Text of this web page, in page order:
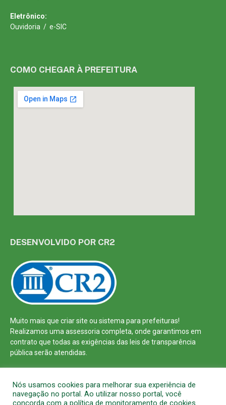
Eletrônico:
Ouvidoria / e-SIC
COMO CHEGAR À PREFEITURA
DESENVOLVIDO POR CR2
Muito mais que criar site ou sistema para prefeituras!
Realizamos uma assessoria completa, onde garantimos em
contrato que todas as exigências das leis de transparência
pública serão atendidas.
Nós usamos cookies para melhorar sua experiência de
navegação no portal. Ao utilizar nosso portal, você
concorda com a política de monitoramento de cookies.